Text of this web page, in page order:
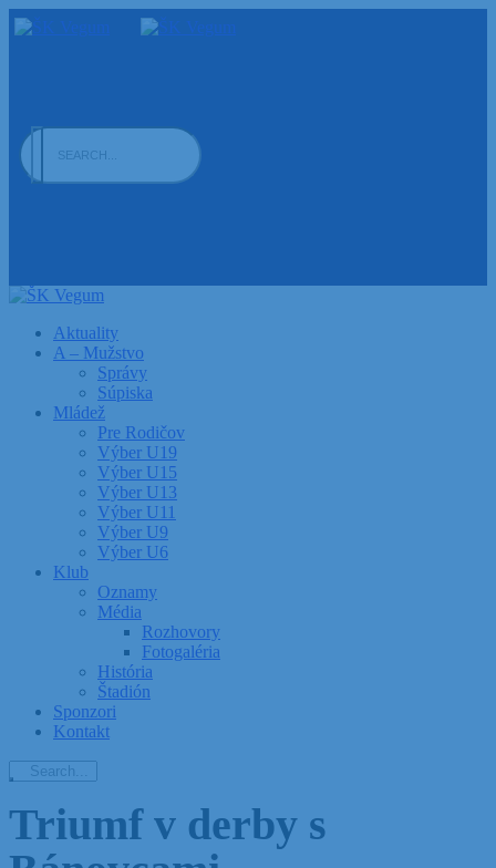
Aktuality
A – Mužstvo
Správy
Súpiska
Mládež
Pre Rodičov
Výber U19
Výber U15
Výber U13
Výber U11
Výber U9
Výber U6
Klub
Oznamy
Média
Rozhovory
Fotogaléria
História
Štadión
Sponzori
Kontakt
Triumf v derby s